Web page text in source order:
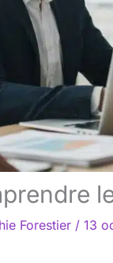
Forestier / 13